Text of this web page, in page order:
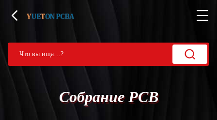
Собрание PCB